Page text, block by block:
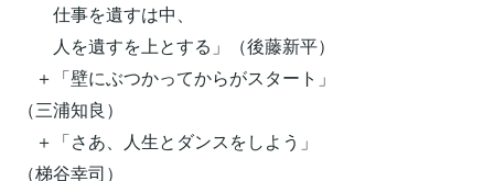
仕事を遺すは中、
人を遺すを上とする」（後藤新平）
＋「壁にぶつかってからがスタート」
（三浦知良）
＋「さあ、人生とダンスをしよう」
（梯谷幸司）